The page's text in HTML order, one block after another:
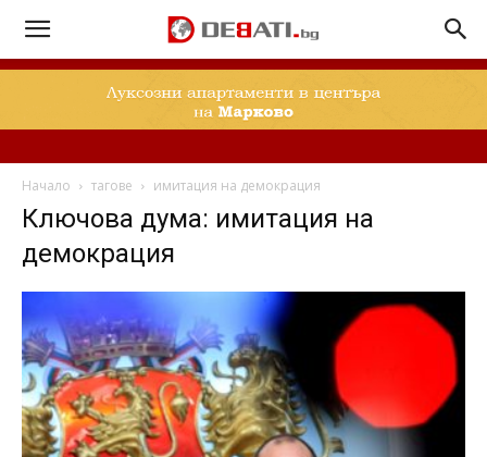
Начало тагове имитация на демокрация
Ключова дума: имитация на
демокрация